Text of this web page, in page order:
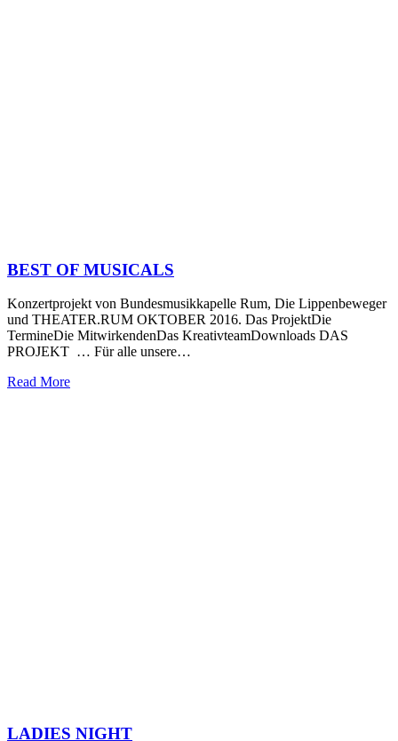
BEST OF MUSICALS
Konzertprojekt von Bundesmusikkapelle Rum, Die Lippenbeweger
und THEATER.RUM OKTOBER 2016. Das ProjektDie
TermineDie MitwirkendenDas KreativteamDownloads DAS
PROJEKT … Für alle unsere…
Read More
LADIES NIGHT